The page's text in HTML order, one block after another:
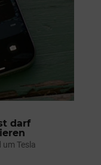
darf
um Tesla